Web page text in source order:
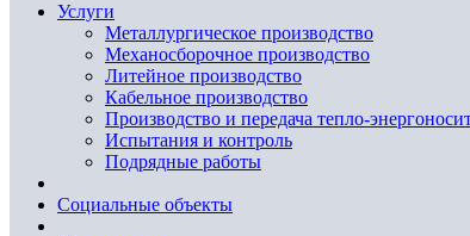
Услуги
Металлургическое производство
Механосборочное производство
Литейное производство
Кабельное производство
Производство и передача тепло-
Испытания и контроль
Подрядные работы
Социальные объекты